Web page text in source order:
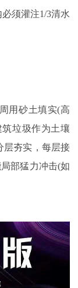
须灌注1/3清水
用砂土填实(高
垃圾作为土壤
层夯实，每层接
部猛力冲击(如